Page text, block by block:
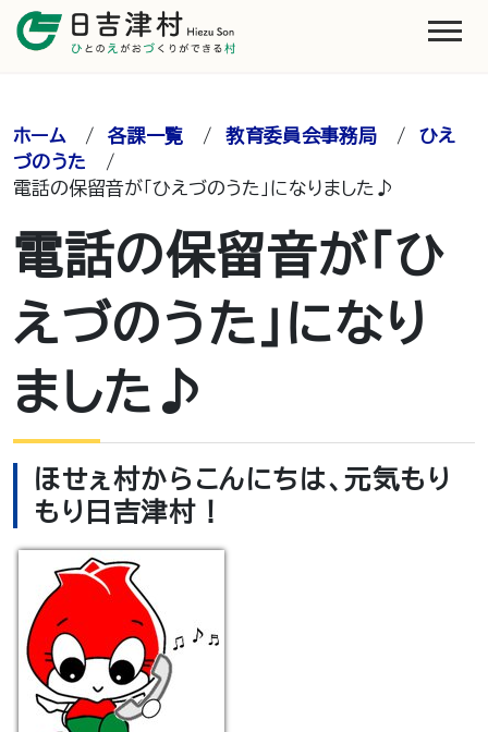
ホーム /各課一覧 /教育委員会事務局 /ひえ
づのうた /
電話の保留音が「ひえづのうた」になりました♪
電話の保留音が「ひ
えづのうた」になり
ました♪
ほせぇ村からこんにちは、元気もり
もり日吉津村！